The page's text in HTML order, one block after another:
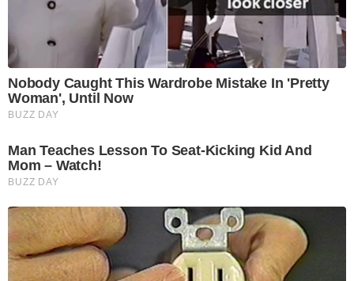
Nobody Caught This Wardrobe Mistake In 'Pretty
Woman', Until Now
BUZZ DAY
Man Teaches Lesson To Seat-Kicking Kid And
Mom – Watch!
BUZZ DAY